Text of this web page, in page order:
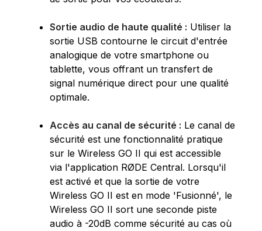
Sortie audio de haute qualité : Utiliser la
sortie USB contourne le circuit d'entrée
analogique de votre smartphone ou
tablette, vous offrant un transfert de
signal numérique direct pour une qualité
optimale.
Accès au canal de sécurité : Le canal de
sécurité est une fonctionnalité pratique
sur le Wireless GO II qui est accessible
via l'application RØDE Central. Lorsqu'il
est activé et que la sortie de votre
Wireless GO II est en mode 'Fusionné', le
Wireless GO II sort une seconde piste
audio à -20dB comme sécurité au cas où